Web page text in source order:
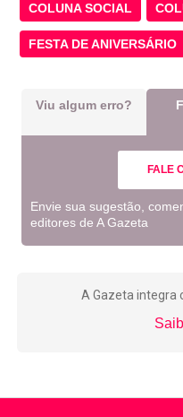
COLUNA SOCIAL
FESTA DE ANIVERSÁRIO
Viu algum erro?
FALE
Envie sua sugestão,
editores de A Gazeta
A Gazeta integra